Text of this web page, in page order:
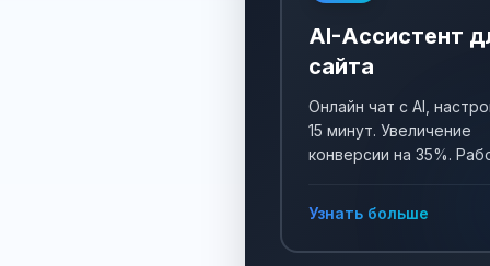
AI-Ассистент
сайта
Онлайн чат с AI,
15 минут. Увеличение
конверсии на 35%.
Узнать больше